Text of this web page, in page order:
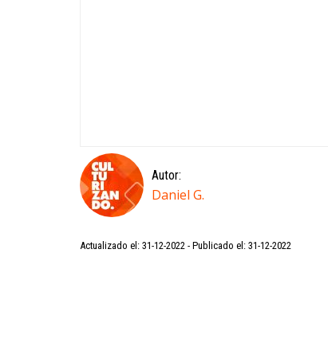
Autor:
Daniel G.
Actualizado el: 31-12-2022 Publicado el: 31-12-2022